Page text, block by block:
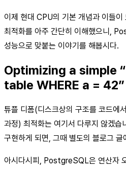
이제 현대 CPU의 기본 개념과 이들이
최적화를 아주 간단히 이해했으니,
성능으로 맞붙는 이야기를 해봅시다.
Optimizing a simple
table WHERE a = 42”
튜플 디폼(디스크상의 구조를 코드에
과정) 최적화는 여기서 다루지 않겠습
구현하게 되면, 그때 별도의 블로그 글
아시다시피, PostgreSQL은 연산자